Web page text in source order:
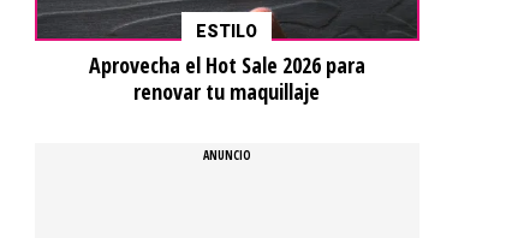
ESTILO
Aprovecha el Hot Sale 2026 para
renovar tu maquillaje